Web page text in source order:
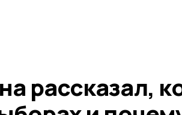
рассказал,